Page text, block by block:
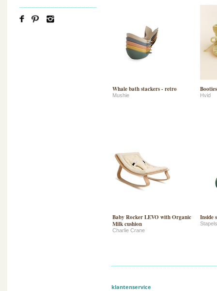
Whale bath stackers - retro
Mushie Hvid
Baby Rocker LEVO with Organic
Milk cushion
Charlie Crane
Inside
klantenservice